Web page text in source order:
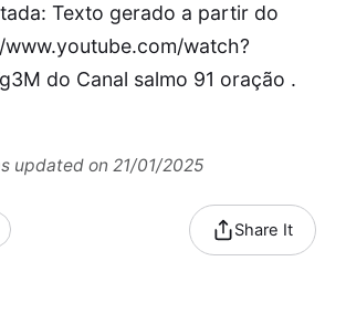
Texto gerado a partir do
watch?
do Canal salmo 91 oração .
updated on 21/01/2025
Share It